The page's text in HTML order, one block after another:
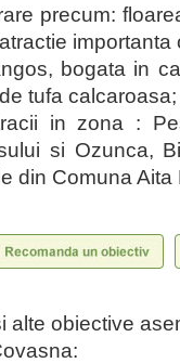
precum:
bogata in
tufa calcaroasa;
in zona :
si Ozunca,
din Comuna Aita
alte obiective